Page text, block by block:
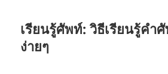
เรียนรู้ศัพท์: วิธีเรียนรู้คำ
ง่ายๆ